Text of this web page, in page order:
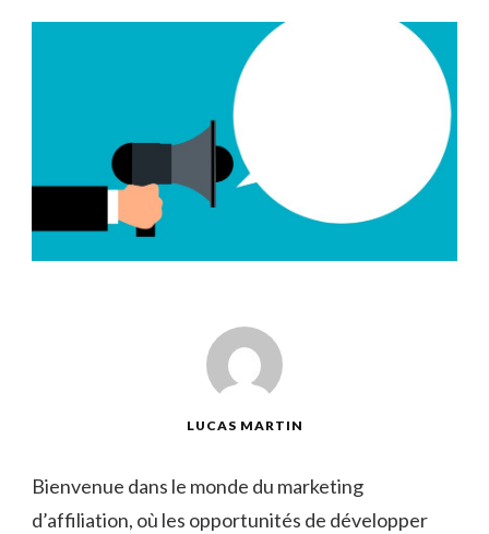
LUCAS MARTIN
Bienvenue dans le monde du marketing
d’affiliation, où‌ les opportunités de développer